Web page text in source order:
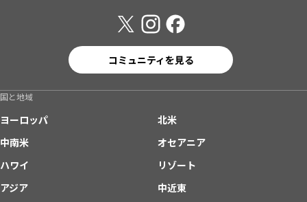
コミュニティを見る
国と地域
ヨーロッパ
北米
中南米
オセアニア
ハワイ
リゾート
アジア
中近東